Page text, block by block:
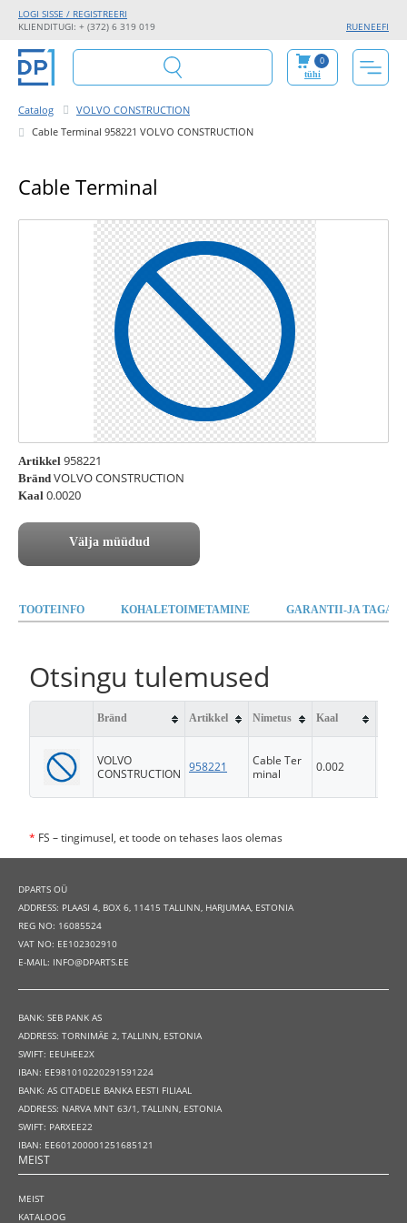
KLIENDITUGI: + (372) 6 319 019 RUENEEFI
LOGI SISSE / REGISTREERI
0
tühi
Catalog
VOLVO CONSTRUCTION
Cable Terminal 958221 VOLVO CONSTRUCTION
Cable Terminal
Artikkel 958221
Bränd VOLVO CONSTRUCTION
Kaal 0.0020
Välja müüdud
TOOTEINFO KOHALETOIMETAMINE GARANTII-JA
Otsingu tulemused
Bränd Artikkel Nimetus Kaal
VOLVO
CONSTRUCTION 958221
Cable Ter
minal
0.002
* FS – tingimusel, et toode on tehases laos olemas
DPARTS OÜ
ADDRESS: PLAASI 4, BOX 6, 11415 TALLINN, HARJUMAA, ESTONIA
REG NO: 16085524
VAT NO: EE102302910
E-MAIL: INFO@DPARTS.EE
BANK: SEB PANK AS
ADDRESS: TORNIMÄE 2, TALLINN, ESTONIA
SWIFT: EEUHEE2X
IBAN: EE981010220291591224
BANK: AS CITADELE BANKA EESTI FILIAAL
ADDRESS: NARVA MNT 63/1, TALLINN, ESTONIA
SWIFT: PARXEE22
IBAN: EE601200001251685121
MEIST
MEIST
KATALOOG